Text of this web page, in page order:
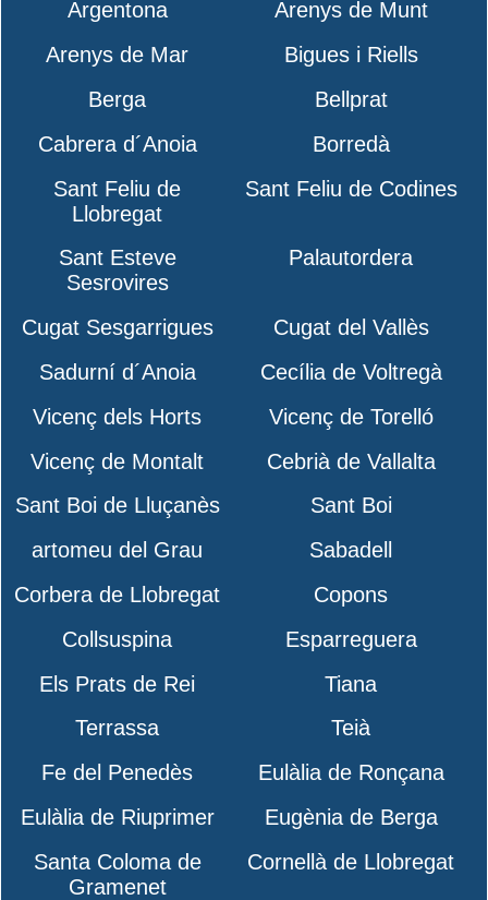
Argentona
Arenys de Munt
Arenys de Mar
Bigues i Riells
Berga
Bellprat
Cabrera d´Anoia
Borredà
Sant Feliu de
Llobregat
Sant Feliu de Codines
Sant Esteve
Sesrovires
Palautordera
Cugat Sesgarrigues
Cugat del Vallès
Sadurní d´Anoia
Cecília de Voltregà
Vicenç dels Horts
Vicenç de Torelló
Vicenç de Montalt
Cebrià de Vallalta
Sant Boi de Lluçanès
Sant Boi
artomeu del Grau
Sabadell
Corbera de Llobregat
Copons
Collsuspina
Esparreguera
Els Prats de Rei
Tiana
Terrassa
Teià
Fe del Penedès
Eulàlia de Ronçana
Eulàlia de Riuprimer
Eugènia de Berga
Santa Coloma de
Gramenet
Cornellà de Llobregat